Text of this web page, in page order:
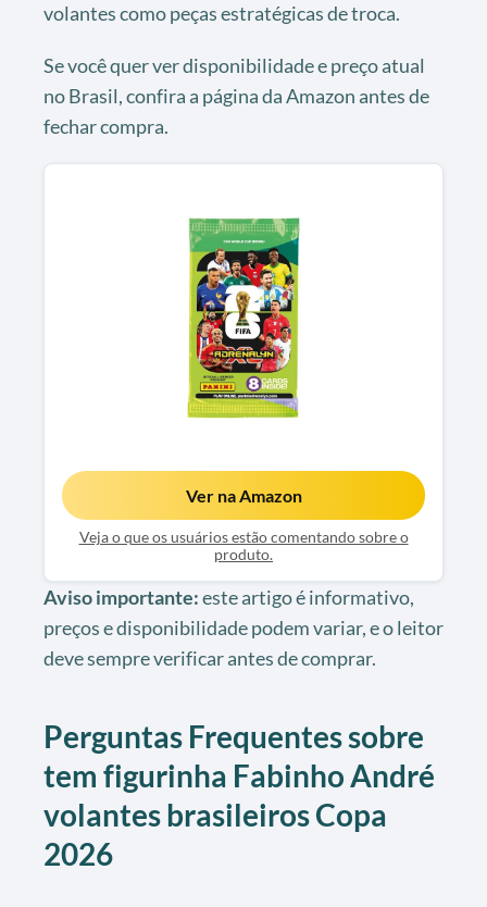
volantes como peças estratégicas de troca.
Se você quer ver disponibilidade e preço atual
no Brasil, confira a página da Amazon antes de
fechar compra.
Ver na Amazon
Veja o que os usuários estão comentando sobre o
produto.
Aviso importante:este artigo é informativo,
preços e disponibilidade podem variar, e o leitor
deve sempre verificar antes de comprar.
Perguntas Frequentes sobre
tem figurinha Fabinho André
volantes brasileiros Copa
2026